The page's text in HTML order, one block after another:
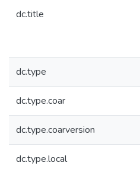
dc.title
dc.type
dc.type.coar
dc.type.coarversion
dc.type.local